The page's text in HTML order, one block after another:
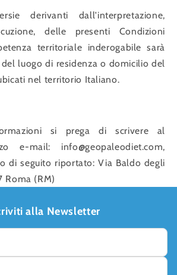
derivanti dall'interpretazione,
delle presenti Condizioni
territoriale inderogabile sarà
luogo di residenza o domicilio del
nel territorio Italiano.
si prega di scrivere al
e-mail: info@geopaleodiet.com,
di seguito riportato: Via Baldo degli
Roma (RM)
alla Newsletter